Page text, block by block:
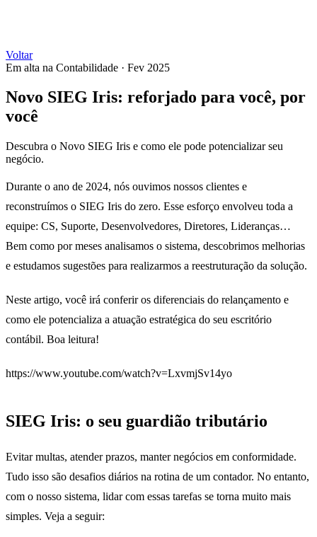
Voltar
Em alta na Contabilidade · Fev 2025
Novo SIEG Iris: reforjado para você, por
você
Descubra o Novo SIEG Iris e como ele pode potencializar seu
negócio.
Durante o ano de 2024, nós ouvimos nossos clientes e
reconstruímos o SIEG Iris do zero. Esse esforço envolveu toda a
equipe: CS, Suporte, Desenvolvedores, Diretores, Lideranças…
Bem como por meses analisamos o sistema, descobrimos melhorias
e estudamos sugestões para realizarmos a reestruturação da solução.
Neste artigo, você irá conferir os diferenciais do relançamento e
como ele potencializa a atuação estratégica do seu escritório
contábil. Boa leitura!
https://www.youtube.com/watch?v=LxvmjSv14yo
SIEG Iris: o seu guardião tributário
Evitar multas, atender prazos, manter negócios em conformidade.
Tudo isso são desafios diários na rotina de um contador. No entanto,
com o nosso sistema, lidar com essas tarefas se torna muito mais
simples. Veja a seguir: